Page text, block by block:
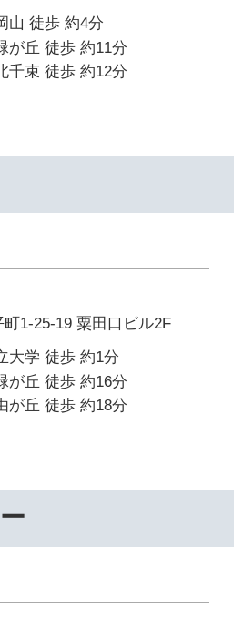
山 徒歩 約4分
が丘 徒歩 約11分
千束 徒歩 約12分
1-25-19 粟田口ビル2F
大学 徒歩 約1分
が丘 徒歩 約16分
が丘 徒歩 約18分